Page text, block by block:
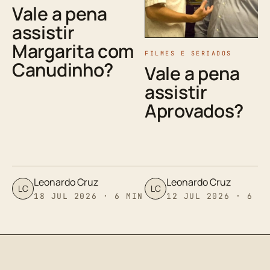
Vale a pena
assistir
Margarita com
Canudinho?
LC Leonardo Cruz
18 JUL 2026 · 6 MIN
FILMES E SERIADOS
Vale a pena
assistir
Aprovados?
LC Leonardo Cruz
12 JUL 2026 · 6